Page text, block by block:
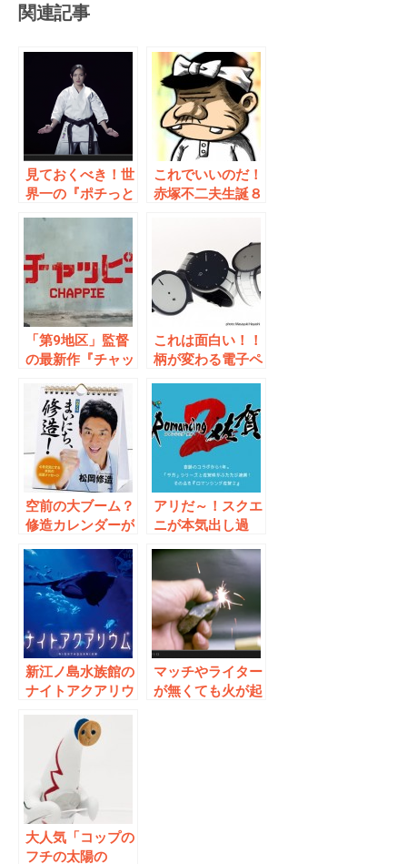
関連記事
見ておくべき！世
界一の『ポチっと
これでいいのだ！
赤塚不二夫生誕８
春公開決定！
「第9地区」監督
の最新作『チャッ
これは面白い！！
柄が変わる電子ペ
「FES Watch」
空前の大ブーム？
修造カレンダーが
アリだ～！スクエ
ニが本気出し過
グ佐賀』再び
新江ノ島水族館の
ナイトアクアリウ
夜の思い出作りは
いかが？
マッチやライター
が無くても火が起
大人気「コップの
フチの太陽の